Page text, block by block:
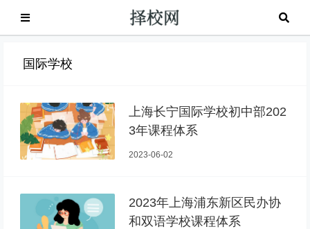
国际学校
上海长宁国际学校初中部202
3年课程体系
2023-06-02
2023年上海浦东新区民办协
和双语学校课程体系